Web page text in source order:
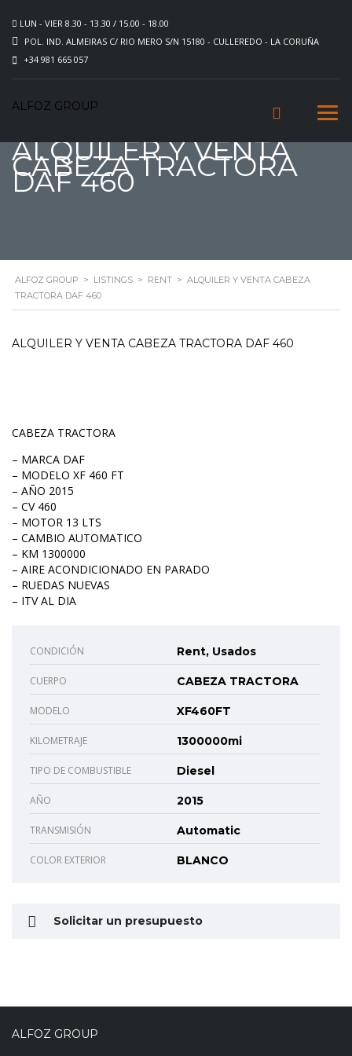
LUN - VIER 8.30 - 13.30 / 15.00 - 18.00
POL. IND. ALMEIRAS C/ RIO MERO S/N 15180 - CULLEREDO - LA CORUÑA
+34 981 665 057
ALFOZ GROUP
ALQUILER Y VENTA
CABEZA TRACTORA
DAF 460
ALFOZ GROUP > LISTINGS > RENT > ALQUILER Y VENTA CABEZA
TRACTORA DAF 460
ALQUILER Y VENTA CABEZA TRACTORA DAF 460
CABEZA TRACTORA
– MARCA DAF
– MODELO XF 460 FT
– AÑO 2015
– CV 460
– MOTOR 13 LTS
– CAMBIO AUTOMATICO
– KM 1300000
– AIRE ACONDICIONADO EN PARADO
– RUEDAS NUEVAS
– ITV AL DIA
CONDICIÓN Rent, Usados
CUERPO CABEZA TRACTORA
MODELO XF460FT
KILOMETRAJE 1300000mi
TIPO DE COMBUSTIBLE Diesel
AÑO 2015
TRANSMISIÓN Automatic
COLOR EXTERIOR BLANCO
Solicitar un presupuesto
ALFOZ GROUP